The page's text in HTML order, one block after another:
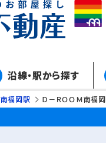
沿線・駅から探す
南福岡駅 Ｄ－ＲＯＯＭ南福岡